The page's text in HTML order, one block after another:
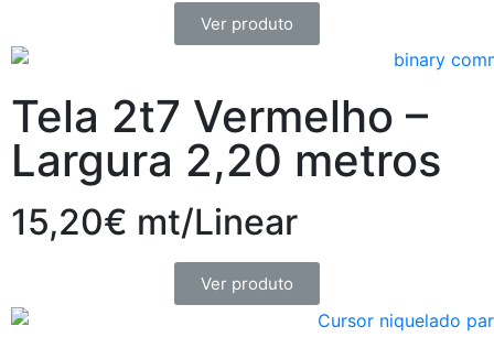
Ver produto
Tela 2t7 Vermelho –
Largura 2,20 metros
15,20€ mt/Linear
Ver produto